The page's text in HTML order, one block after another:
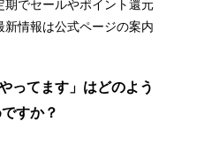
期でセールやポイント還元
新情報は公式ページの案内
ってます」はどのよう
すか？